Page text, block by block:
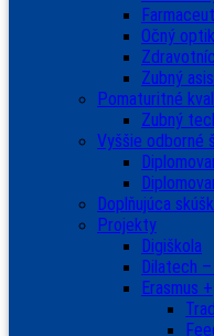
Očný
Zubný
Pomaturitné
Zubný
Vyššie odborné
Doplňujúca
Projekty
Digiškola
Dilatech
Erasmus +